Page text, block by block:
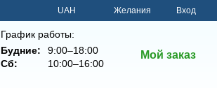
UAH Желания Вход
График работы:
Будние:
9:00–18:00
Сб:
10:00–16:00
Мой заказ